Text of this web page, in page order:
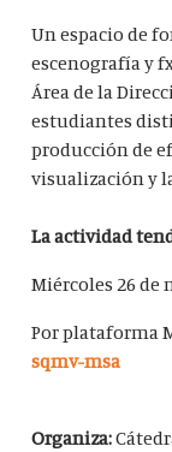
Un espacio de
escenografía y
Área de la
estudiantes
producción de
visualización y
La actividad
Miércoles 26 de
Por plataforma
sqmv-msa
Organiza: